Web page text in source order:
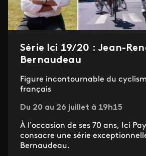
Série Ici 19/20 : Jean-
Bernaudeau
Figure incontournable du
français
Du 20 au 26 juillet à 19h15
À l’occasion de ses 70 ans, Ici
consacre une série
Bernaudeau.